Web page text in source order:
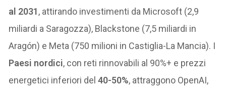
al 2031, attirando investimenti da Microsoft (2,9
miliardi a Saragozza), Blackstone (7,5 miliardi in
Aragón) e Meta (750 milioni in Castiglia-La Mancia). I
Paesi nordici, con reti rinnovabili al 90%+ e prezzi
energetici inferiori del40-50%, attraggono OpenAI,